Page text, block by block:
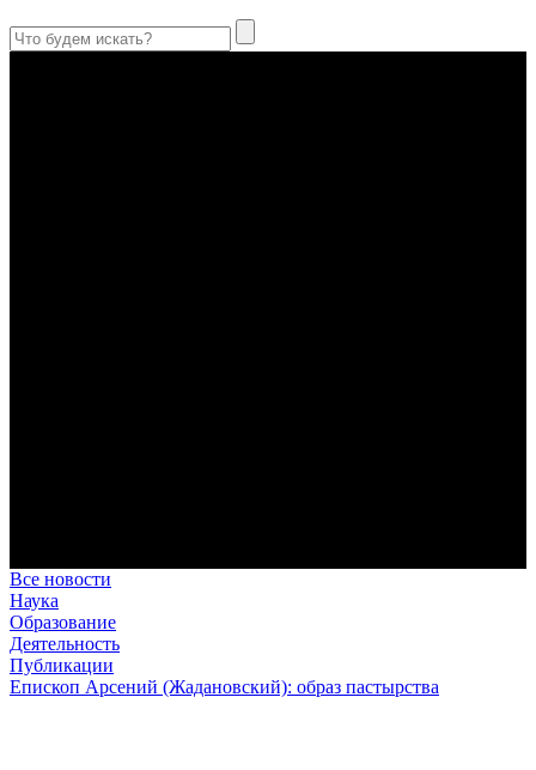
Все новости
Наука
Образование
Деятельность
Публикации
Епископ Арсений (Жадановский): образ пастырства